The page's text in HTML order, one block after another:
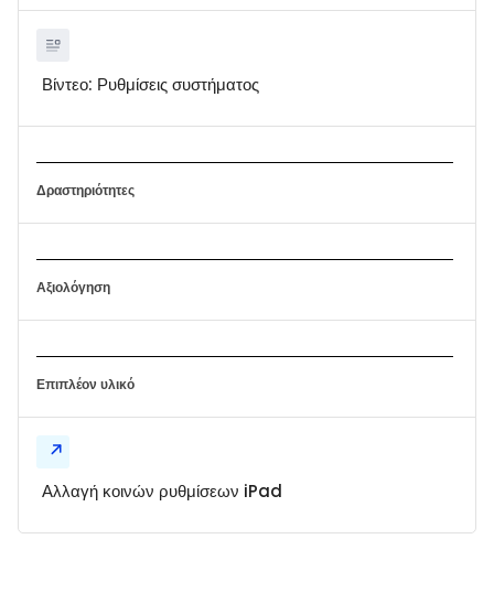
Βίντεο: Ρυθμίσεις συστήματος
Δραστηριότητες
Αξιολόγηση
Επιπλέον υλικό
Αλλαγή κοινών ρυθμίσεων iPad